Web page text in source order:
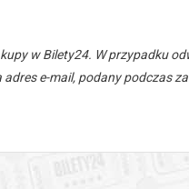
w Bilety24. W przypadku
adres e-mail, podany podczas